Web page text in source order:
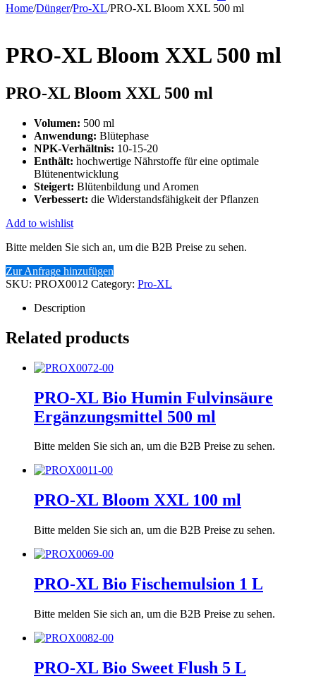
Home/Dünger/Pro-XL/PRO-XL Bloom XXL 500 ml
PRO-XL Bloom XXL 500 ml
PRO-XL Bloom XXL 500 ml
Volumen: 500 ml
Anwendung: Blütephase
NPK-Verhältnis: 10-15-20
Enthält: hochwertige Nährstoffe für eine optimale
Blütenentwicklung
Steigert: Blütenbildung und Aromen
Verbessert: die Widerstandsfähigkeit der Pflanzen
Add to wishlist
Bitte melden Sie sich an, um die B2B Preise zu sehen.
Zur Anfrage hinzufügen
SKU: PROX0012 Category: Pro-XL
Description
Related products
PRO-XL Bio Humin Fulvinsäure
Ergänzungsmittel 500 ml
Bitte melden Sie sich an, um die B2B Preise zu sehen.
PRO-XL Bloom XXL 100 ml
Bitte melden Sie sich an, um die B2B Preise zu sehen.
PRO-XL Bio Fischemulsion 1 L
Bitte melden Sie sich an, um die B2B Preise zu sehen.
PRO-XL Bio Sweet Flush 5 L